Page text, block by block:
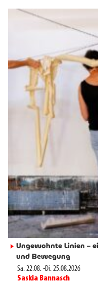
► Ungewohnte Linien –
und Bewegung
Sa. 22.08.-Di. 25.08.2026
Saskia Bannasch